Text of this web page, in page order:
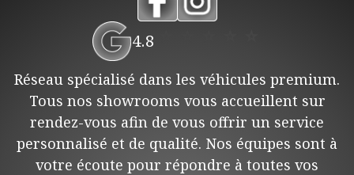
4.8
Réseau spécialisé dans les véhicules premium.
Tous nos showrooms vous accueillent sur
rendez-vous afin de vous offrir un service
personnalisé et de qualité. Nos équipes sont à
votre écoute pour répondre à toutes vos